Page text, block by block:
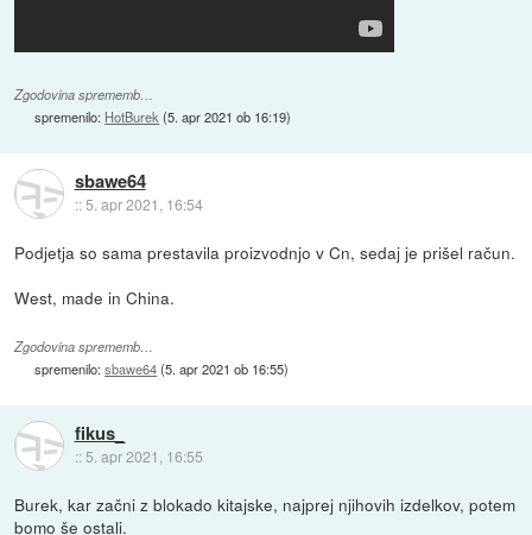
Zgodovina sprememb…
spremenilo: HotBurek (5. apr 2021 ob 16:19)
sbawe64
::5. apr 2021, 16:54
Podjetja so sama prestavila proizvodnjo v Cn, sedaj je prišel račun.
West, made in China.
Zgodovina sprememb…
spremenilo:sbawe64(5. apr 2021 ob 16:55)
fikus_
:: 5. apr 2021, 16:55
Burek, kar začni z blokado kitajske, najprej njihovih izdelkov, potem
bomo še ostali.